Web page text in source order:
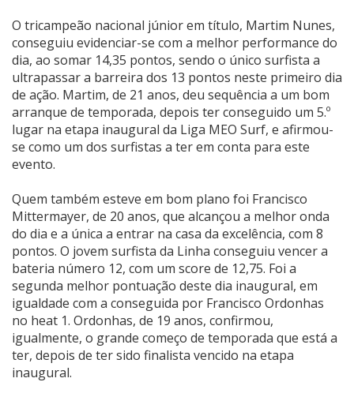
O tricampeão nacional júnior em título, Martim Nunes,
conseguiu evidenciar-se com a melhor performance do
dia, ao somar 14,35 pontos, sendo o único surfista a
ultrapassar a barreira dos 13 pontos neste primeiro dia
de ação. Martim, de 21 anos, deu sequência a um bom
arranque de temporada, depois ter conseguido um 5.º
lugar na etapa inaugural da Liga MEO Surf, e afirmou-
se como um dos surfistas a ter em conta para este
evento.
Quem também esteve em bom plano foi Francisco
Mittermayer, de 20 anos, que alcançou a melhor onda
do dia e a única a entrar na casa da excelência, com 8
pontos. O jovem surfista da Linha conseguiu vencer a
bateria número 12, com um score de 12,75. Foi a
segunda melhor pontuação deste dia inaugural, em
igualdade com a conseguida por Francisco Ordonhas
no heat 1. Ordonhas, de 19 anos, confirmou,
igualmente, o grande começo de temporada que está a
ter, depois de ter sido finalista vencido na etapa
inaugural.